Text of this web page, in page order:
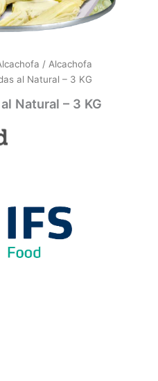
/ Alcachofa
al Natural – 3 KG
Natural – 3 KG